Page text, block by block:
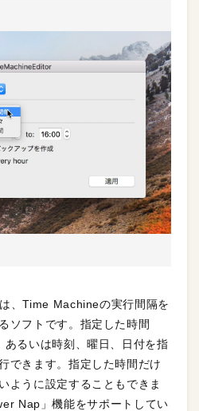
、Time Machineの実行間隔を
ソフトです。指定した時間
あるいは時刻、曜日、日付を指
できます。指定した時間だけ
ように設定することもできま
Nap」機能をサポートしてい